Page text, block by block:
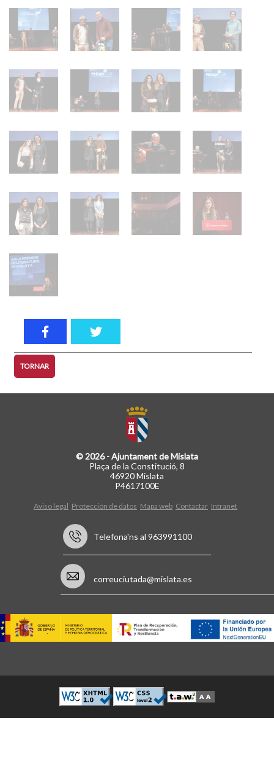
TORNAR
© 2026 - Ajuntament de Mislata
Plaça de la Constitució, 8
46920 Mislata
P4617100E
Aviso legal Protección de datos Mapa web Contactar Intranet
Telefona'ns al 963991100
correuciutada@mislata.es